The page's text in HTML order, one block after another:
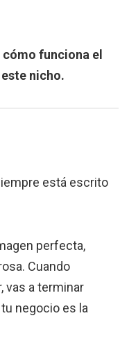
funciona el
nicho.
está escrito
perfecta,
Cuando
vas a terminar
negocio es la